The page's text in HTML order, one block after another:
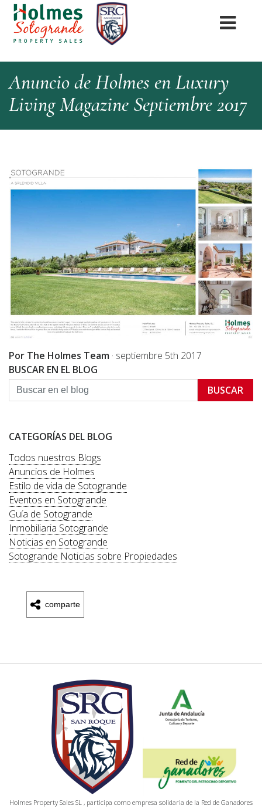
Anuncio de Holmes en Luxury
Living Magazine Septiembre 2017
Por The Holmes Team · septiembre 5th 2017
BUSCAR EN EL BLOG
BUSCAR
CATEGORÍAS DEL BLOG
Todos nuestros Blogs
Anuncios de Holmes
Estilo de vida de Sotogrande
Eventos en Sotogrande
Guía de Sotogrande
Inmobiliaria Sotogrande
Noticias en Sotogrande
Sotogrande Noticias sobre Propiedades
comparte
Holmes Property Sales SL , participa como empresa solidaria de la Red de Ganadores